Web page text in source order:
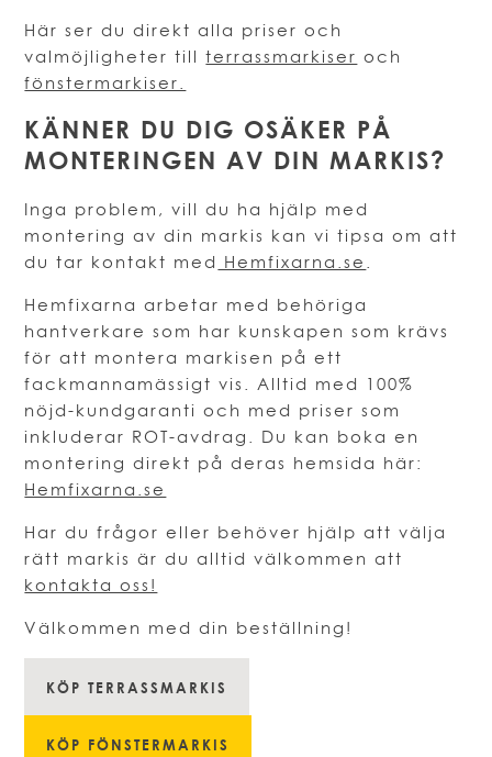
Här ser du direkt alla priser och
valmöjligheter tillterrassmarkiser och
fönstermarkiser.
KÄNNER DU DIG OSÄKER PÅ
MONTERINGEN AV DIN MARKIS?
Inga problem, vill du ha hjälp med
montering av din markis kan vi tipsa om att
du tar kontakt med Hemfixarna.se.
Hemfixarna arbetar med behöriga
hantverkare som har kunskapen som krävs
för att montera markisen på ett
fackmannamässigt vis. Alltid med 100%
nöjd-kundgaranti och med priser som
inkluderar ROT-avdrag. Du kan boka en
montering direkt på deras hemsida här:
Hemfixarna.se
Har du frågor eller behöver hjälp att välja
rätt markis är du alltid välkommen att
kontakta oss!
Välkommen med din beställning!
KÖP TERRASSMARKIS
KÖP FÖNSTERMARKIS